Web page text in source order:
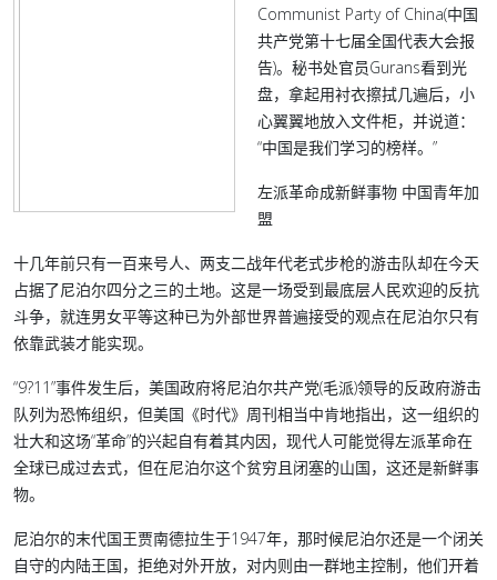
Communist Party of China(中国
共产党第十七届全国代表大会报
告)。秘书处官员Gurans看到光
盘，拿起用衬衣擦拭几遍后，小
心翼翼地放入文件柜，并说道：
“中国是我们学习的榜样。”
左派革命成新鲜事物 中国青年加
盟
十几年前只有一百来号人、两支二战年代老式步枪的游击队却在今天
占据了尼泊尔四分之三的土地。这是一场受到最底层人民欢迎的反抗
斗争，就连男女平等这种已为外部世界普遍接受的观点在尼泊尔只有
依靠武装才能实现。
“9?11”事件发生后，美国政府将尼泊尔共产党(毛派)领导的反政府游击
队列为恐怖组织，但美国《时代》周刊相当中肯地指出，这一组织的
壮大和这场“革命”的兴起自有着其内因，现代人可能觉得左派革命在
全球已成过去式，但在尼泊尔这个贫穷且闭塞的山国，这还是新鲜事
物。
尼泊尔的末代国王贾南德拉生于1947年，那时候尼泊尔还是一个闭关
自守的内陆王国，拒绝对外开放，对内则由一群地主控制，他们开着